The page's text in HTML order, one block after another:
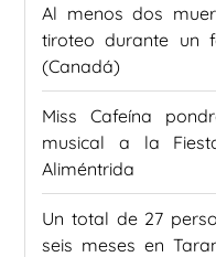
Al menos dos
tiroteo durante un
(Canadá)
Miss Cafeína
musical a la
Aliméntrida
Un total de 27
seis meses en